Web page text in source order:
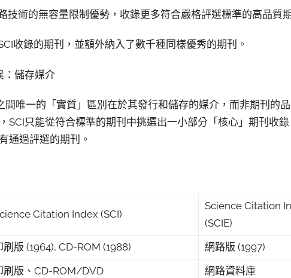
技術的無容量限制優勢，收錄更多符合嚴格評選標準的高品質
收錄的期刊，並額外納入了數千種同樣優秀的期刊。
：儲存媒介
間唯一的「實質」區別在於其發行和儲存的媒介，而非期刊的
SCI只能從符合標準的期刊中挑選出一小部分「核心」期刊收錄
通過評選的期刊。
Citation Index (SCI)
Science Citation
(SCIE)
刷版 (1964), CD-ROM (1988)
網路版 (1997)
刷版、CD-ROM/DVD
網路資料庫